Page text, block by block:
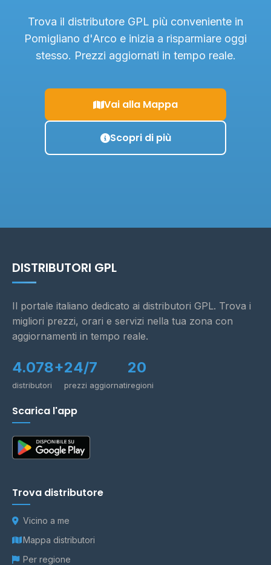
Trova il distributore GPL più conveniente in
Pomigliano d'Arco e inizia a risparmiare oggi
stesso. Prezzi aggiornati in tempo reale.
Vai alla Mappa
Scopri di più
DISTRIBUTORI GPL
Il portale italiano dedicato ai distributori GPL. Trova i
migliori prezzi, orari e servizi nella tua zona con
aggiornamenti in tempo reale.
4.078+
distributori
24/7
prezzi aggiornati
20
regioni
Scarica l'app
Trova distributore
Vicino a me
Mappa distributori
Per regione